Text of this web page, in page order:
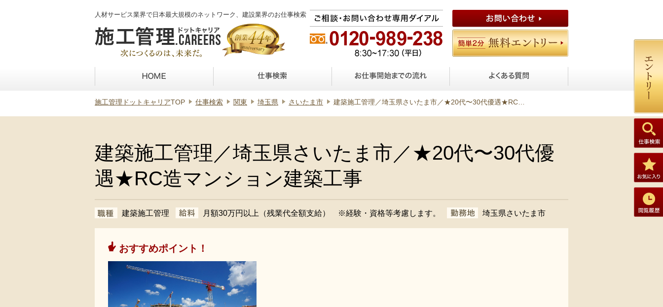
人材サービス業界で日本最大規模のネットワーク、建設業界のお仕事検索
施工管理ドットキャリアTOP 仕事検索 関東 埼玉県 さいたま市 建築施工管理／埼玉県さいたま市／★20代〜30代優遇★RC造マンション建築工事
建築施工管理／埼玉県さいたま市／★20代〜30代優
遇★RC造マンション建築工事
建築施工管理 月額30万円以上（残業代全額支給） ※経験・資格等考慮します。 埼玉県さいたま市
おすすめポイント！